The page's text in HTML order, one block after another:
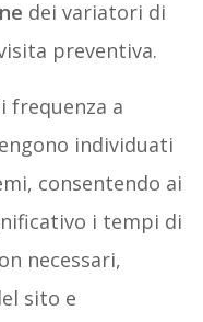
dei variatori di
preventiva.
frequenza a
individuati
consentendo ai
i tempi di
necessari,
sito e